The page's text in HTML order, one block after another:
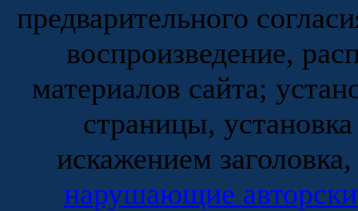
предварительного
воспроизведение,
материалов сайта;
страницы,
искажением
нарушающие